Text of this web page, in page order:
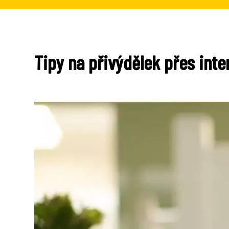
Tipy na přivýdělek přes